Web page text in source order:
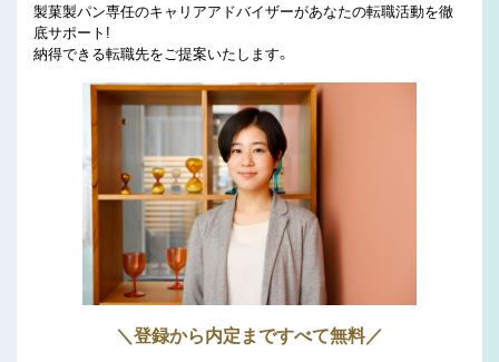
製菓製パン専任のキャリアアドバイザーがあなたの転職活動を徹
底サポート!
納得できる転職先をご提案いたします。
＼登録から内定まですべて無料／